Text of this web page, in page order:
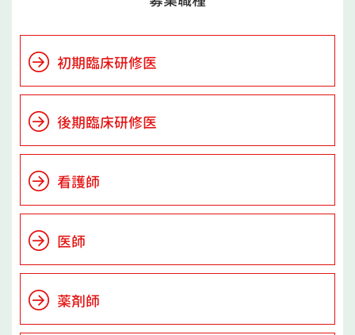
初期臨床研修医
後期臨床研修医
看護師
医師
薬剤師